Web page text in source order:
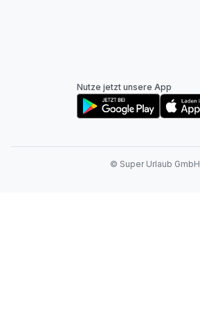
Nutze jetzt unsere App
© Super Urlaub GmbH